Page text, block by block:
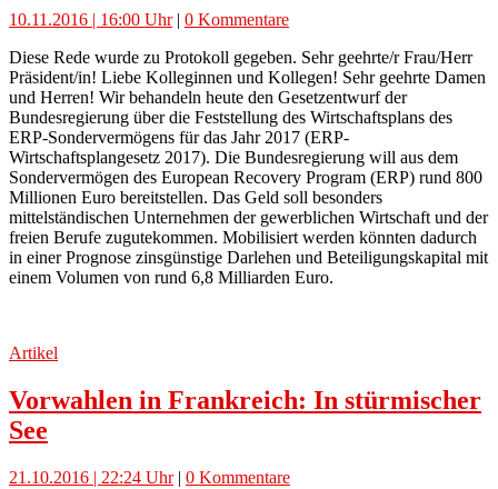
10.11.2016 | 16:00 Uhr| 0 Kommentare
Diese Rede wurde zu Protokoll gegeben. Sehr geehrte/r Frau/Herr
Präsident/in! Liebe Kolleginnen und Kollegen! Sehr geehrte Damen
und Herren! Wir behandeln heute den Gesetzentwurf der
Bundesregierung über die Feststellung des Wirtschaftsplans des
ERP-Sondervermögens für das Jahr 2017 (ERP-
Wirtschaftsplangesetz 2017). Die Bundesregierung will aus dem
Sondervermögen des European Recovery Program (ERP) rund 800
Millionen Euro bereitstellen. Das Geld soll besonders
mittelständischen Unternehmen der gewerblichen Wirtschaft und der
freien Berufe zugutekommen. Mobilisiert werden könnten dadurch
in einer Prognose zinsgünstige Darlehen und Beteiligungskapital mit
einem Volumen von rund 6,8 Milliarden Euro.
Artikel
Vorwahlen in Frankreich: In stürmischer
See
21.10.2016 | 22:24 Uhr| 0 Kommentare